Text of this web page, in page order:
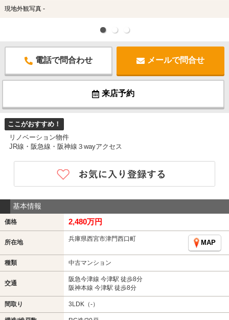
現地外観写真 -
電話で問合わせ メールで問合せ
来店予約
ここがおすすめ！
リノベーション物件
JR線・阪急線・阪神線３wayアクセス
基本情報
価格 2,480万円
所在地 兵庫県西宮市津門西口町
MAP
種類 中古マンション
交通
阪急今津線 今津駅 徒歩8分
阪神本線 今津駅 徒歩8分
間取り 3LDK（-）